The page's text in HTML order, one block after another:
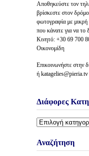
Αποθηκεύστε τον
βρίσκεστε στον
φωτογραφία με μικρή
που κάνατε για να το
Κινητό: +30 69 700
Οικονομίδη
Επικοινωνήστε στην
ή katagelies@pieria.tv
Διάφορες
Διάφορες
Άρθρων
Αναζήτηση